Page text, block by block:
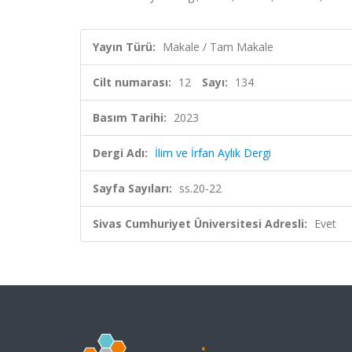
Yayın Türü: Makale / Tam Makale
Cilt numarası: 12 Sayı: 134
Basım Tarihi: 2023
Dergi Adı: İlim ve İrfan Aylık Dergi
Sayfa Sayıları: ss.20-22
Sivas Cumhuriyet Üniversitesi Adresli: Evet